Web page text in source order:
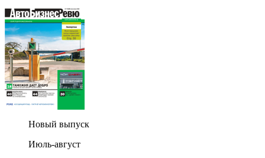
Новый выпуск
Июль-август